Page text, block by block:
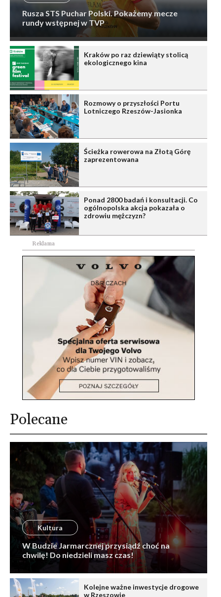
Rusza STS Puchar Polski. Pokażemy mecze
rundy wstępnej w TVP
Kraków po raz dziewiąty stolicą
ekologicznego kina
Rozmowy o przyszłości Portu
Lotniczego Rzeszów-Jasionka
Ścieżka rowerowa na Złotą Górę
zaprezentowana
Ponad 2800 badań i konsultacji. Co
ogólnopolska akcja pokazała o
zdrowiu mężczyzn?
Reklama
Polecane
Kultura
W Budzie Jarmarcznej przysiądź choć na
chwilę! Do niedzieli masz czas!
Kolejne ważne inwestycje drogowe
w Rzeszowie